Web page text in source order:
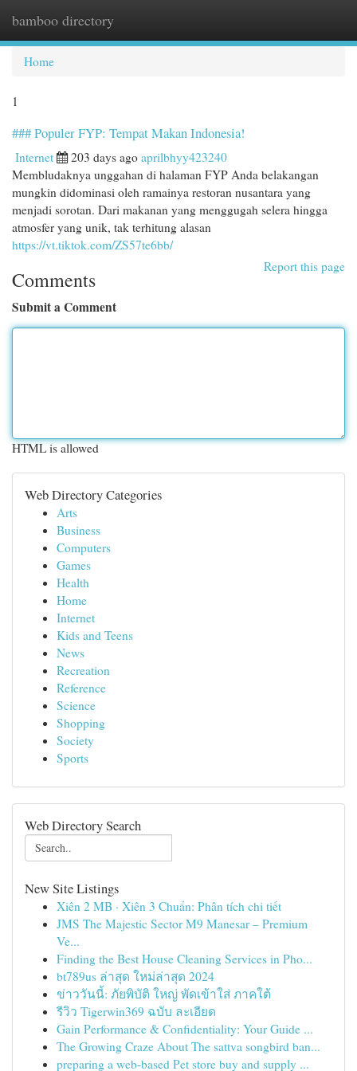
bamboo directory
Home
1
### Populer FYP: Tempat Makan Indonesia!
Internet 203 days ago aprilbhyy423240
Membludaknya unggahan di halaman FYP Anda belakangan
mungkin didominasi oleh ramainya restoran nusantara yang
menjadi sorotan. Dari makanan yang menggugah selera hingga
atmosfer yang unik, tak terhitung alasan
https://vt.tiktok.com/ZS57te6bb/
Report this page
Comments
Submit a Comment
HTML is allowed
Web Directory Categories
Arts
Business
Computers
Games
Health
Home
Internet
Kids and Teens
News
Recreation
Reference
Science
Shopping
Society
Sports
Web Directory Search
New Site Listings
Xiên 2 MB · Xiên 3 Chuẩn: Phân tích chi tiết
JMS The Majestic Sector M9 Manesar – Premium
Ve...
Finding the Best House Cleaning Services in Pho...
bt789us ล่าสุด ใหม่ล่าสุด 2024
ข่าววันนี้: ภัยพิบัติ ใหญ่ พัดเข้าใส่ ภาคใต้
รีวิว Tigerwin369 ฉบับ ละเอียด
Gain Performance & Confidentiality: Your Guide ...
The Growing Craze About The sattva songbird ban...
preparing a web-based Pet store buy and supply ...